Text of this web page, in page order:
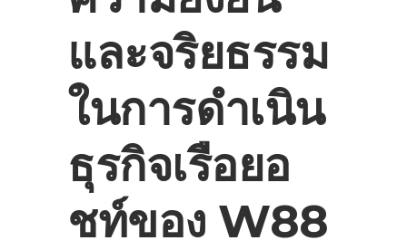
และจริยธรรม
ในการดำเนิน
ธุรกิจเรือยอ
ชท์ของ W88